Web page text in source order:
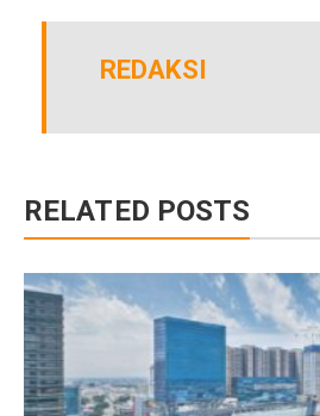
REDAKSI
RELATED POSTS